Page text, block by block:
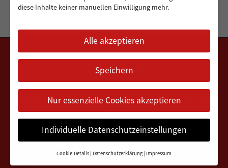
DATENSCHUTZERKLÄRUNG IMPRESSUM VEREINSSATZUNG
KONTAKT
diese Inhalte keiner manuellen Einwilligung mehr.
Alle akzeptieren
Speichern
Nur essenzielle Cookies akzeptieren
Individuelle Datenschutzeinstellungen
Cookie-Details Datenschutzerklärung Impressum
Datenschutz